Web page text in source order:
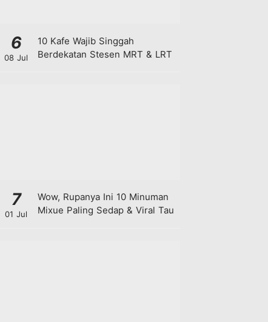
6
08 Jul
10 Kafe Wajib Singgah
Berdekatan Stesen MRT & LRT
7
01 Jul
Wow, Rupanya Ini 10 Minuman
Mixue Paling Sedap & Viral Tau